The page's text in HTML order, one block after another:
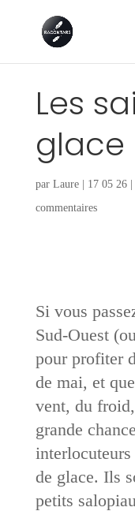
Les
glace
par Laure| 17 05 26|
commentaires
Si vous
Sud-Ouest
pour profiter
de mai, et
vent, du
grande
de glace. Ils
petits